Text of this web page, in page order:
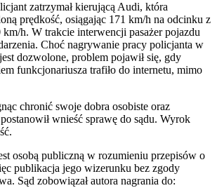
zatrzymał kierującą Audi, która
prędkość, osiągając 171 km/h na odcinku z
h. W trakcie interwencji pasażer pojazdu
Choć nagrywanie pracy policjanta w
dozwolone, problem pojawił się, gdy
funkcjonariusza trafiło do internetu, mimo
chronić swoje dobra osobiste oraz
wnieść sprawę do sądu. Wyrok
osobą publiczną w rozumieniu przepisów o
publikacja jego wizerunku bez zgody
Sąd zobowiązał autora nagrania do: